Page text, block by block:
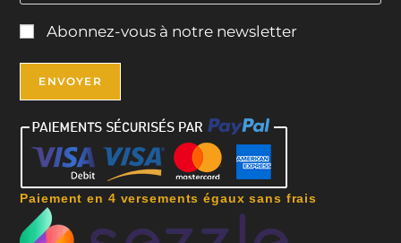
Abonnez-vous à notre newsletter
Paiement en 4 versements égaux sans frais